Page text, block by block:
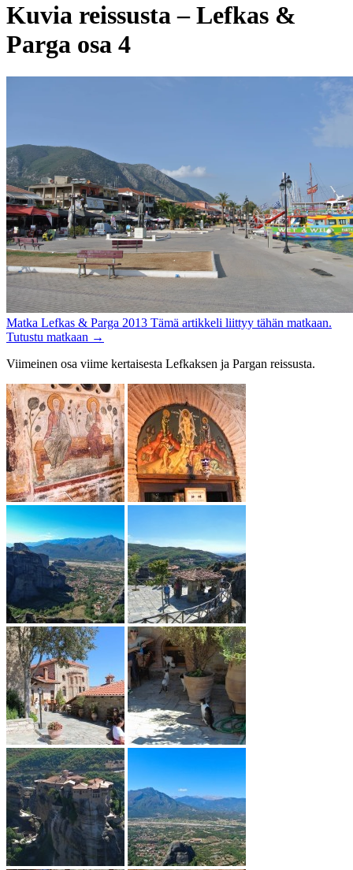
Kuvia reissusta – Lefkas &
Parga osa 4
Matka Lefkas & Parga 2013 Tämä artikkeli liittyy tähän matkaan.
Tutustu matkaan →
Viimeinen osa viime kertaisesta Lefkaksen ja Pargan reissusta.